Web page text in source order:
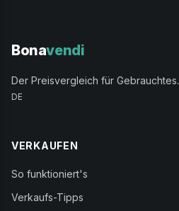
Bonavendi
Der Preisvergleich für Gebrauchtes.
DE
VERKAUFEN
So funktioniert's
Verkaufs-Tipps